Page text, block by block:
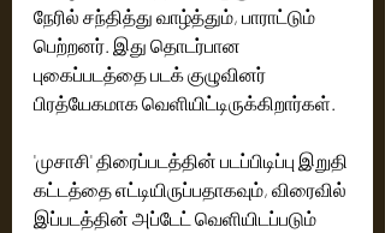
நேரில் சந்தித்து வாழ்த்தும், பாராட்டும்
பெற்றனர். இது தொடர்பான
புகைப்படத்தை படக் குழுவினர்
பிரத்யேகமாக வெளியிட்டிருக்கிறார்கள்.
'முசாசி' திரைப்படத்தின் படப்பிடிப்பு இறுதி
கட்டத்தை எட்டியிருப்பதாகவும், விரைவில்
இப்படத்தின் அப்டேட் வெளியிடப்படும்